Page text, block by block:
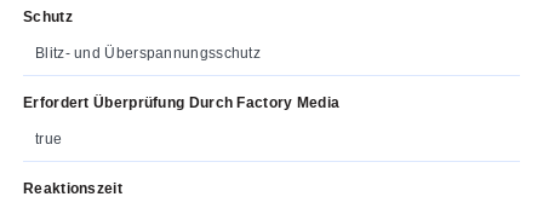
Schutz
Blitz- und Überspannungsschutz
Erfordert Überprüfung Durch Factory Media
true
Reaktionszeit